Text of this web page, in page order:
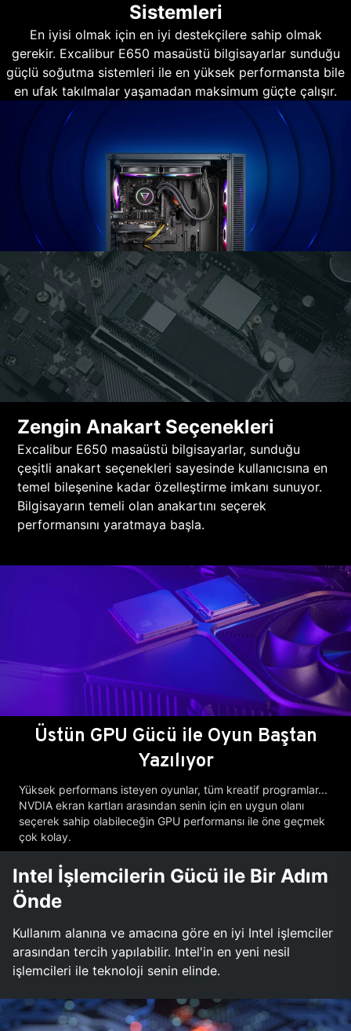
Sistemleri
En iyisi olmak için en iyi destekçilere sahip olmak
gerekir. Excalibur E650 masaüstü bilgisayarlar sunduğu
güçlü soğutma sistemleri ile en yüksek performansta bile
en ufak takılmalar yaşamadan maksimum güçte çalışır.
Zengin Anakart Seçenekleri
Excalibur E650 masaüstü bilgisayarlar, sunduğu
çeşitli anakart seçenekleri sayesinde kullanıcısına en
temel bileşenine kadar özelleştirme imkanı sunuyor.
Bilgisayarın temeli olan anakartını seçerek
performansını yaratmaya başla.
Üstün GPU Gücü ile Oyun Baştan
Yazılıyor
Yüksek performans isteyen oyunlar, tüm kreatif programlar...
NVDIA ekran kartları arasından senin için en uygun olanı
seçerek sahip olabileceğin GPU performansı ile öne geçmek
çok kolay.
Intel İşlemcilerin Gücü ile Bir Adım
Önde
Kullanım alanına ve amacına göre en iyi Intel işlemciler
arasından tercih yapılabilir. Intel'in en yeni nesil
işlemcileri ile teknoloji senin elinde.